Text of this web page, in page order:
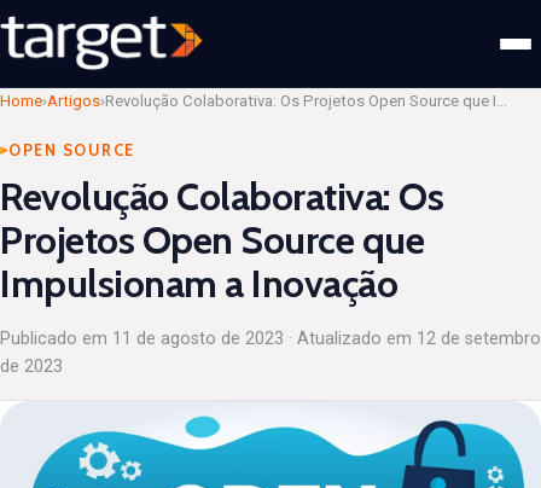
Home›Artigos› Revolução Colaborativa: Os Projetos Open Source que Impulsionam a Inovação
OPEN SOURCE
Revolução Colaborativa: Os
Projetos Open Source que
Impulsionam a Inovação
Publicado em 11 de agosto de 2023 · Atualizado em 12 de setembro
de 2023